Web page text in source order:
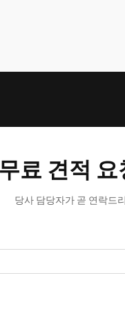
무료 견적 요
당사 담당자가 곧 연락드